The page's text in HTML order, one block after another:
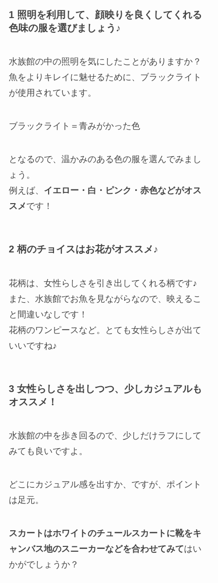
1 照明を利用して、顔映りを良くしてくれる
色味の服を選びましょう♪
水族館の中の照明を気にしたことがありますか？
魚をよりキレイに魅せるために、ブラックライト
が使用されています。
ブラックライト＝青みがかった色
となるので、温かみのある色の服を選んでみまし
ょう。
例えば、 イエロー・白・ピンク・赤色などがオス
スメです！
2 柄のチョイスはお花がオススメ♪
花柄は、女性らしさを引き出してくれる柄です♪
また、水族館でお魚を見ながらなので、映えるこ
と間違いなしです！
花柄のワンピースなど。とても女性らしさが出て
いいですね♪
3 女性らしさを出しつつ、少しカジュアルも
オススメ！
水族館の中を歩き回るので、少しだけラフにして
みても良いですよ。
どこにカジュアル感を出すか、ですが、ポイント
は足元。
スカートはホワイトのチュールスカートに靴をキ
ャンバス地のスニーカーなどを合わせてみてはい
かがでしょうか？